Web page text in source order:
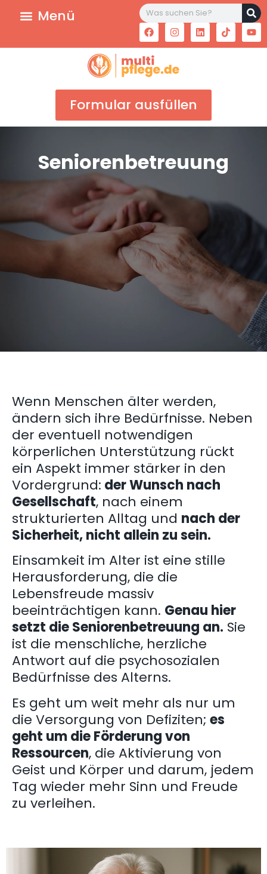
Formular ausfüllen
Seniorenbetreuung
Wenn Menschen älter werden,
ändern sich ihre Bedürfnisse. Neben
der eventuell notwendigen
körperlichen Unterstützung rückt
ein Aspekt immer stärker in den
Vordergrund: der Wunsch nach
Gesellschaft, nach einem
strukturierten Alltag und nach der
Sicherheit, nicht allein zu sein.
Einsamkeit im Alter ist eine stille
Herausforderung, die die
Lebensfreude massiv
beeinträchtigen kann. Genau hier
setzt die Seniorenbetreuung an. Sie
ist die menschliche, herzliche
Antwort auf die psychosozialen
Bedürfnisse des Alterns.
Es geht um weit mehr als nur um
die Versorgung von Defiziten; es
geht um die Förderung von
Ressourcen, die Aktivierung von
Geist und Körper und darum, jedem
Tag wieder mehr Sinn und Freude
zu verleihen.